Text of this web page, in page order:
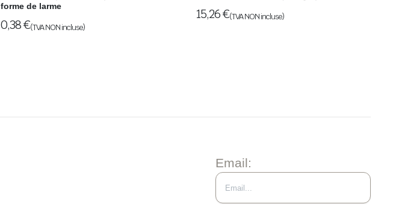
forme de larme
0,38€(TVA NON incluse)
15,26€(TVA NON incluse)
Email: